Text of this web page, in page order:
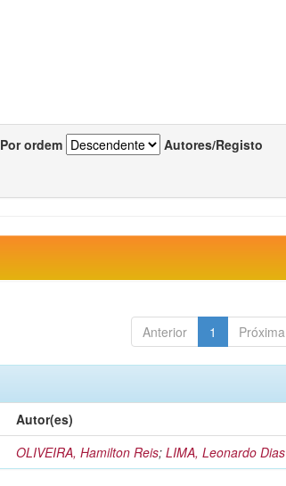
Por ordem Autores/Registo
Anterior 1 Próxima
Autor(es)
OLIVEIRA, Hamilton Reis;LIMA, Leonardo Dias